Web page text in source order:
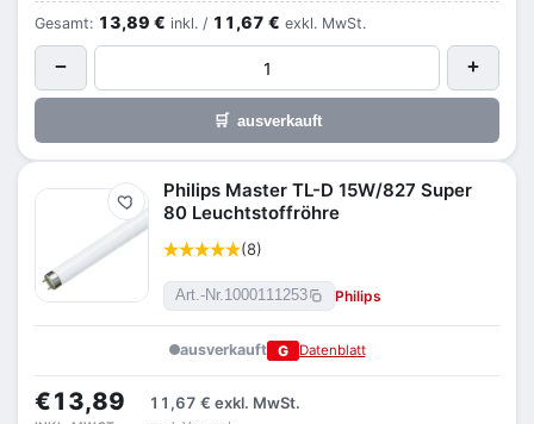
Gesamt: 13,89 € inkl. / 11,67 € exkl. MwSt.
− +
🛒 ausverkauft
Merken
Philips Master TL-D 15W/827 Super
80 Leuchtstoffröhre
(8)
Art.-Nr.1000111253 Philips
ausverkauft G Datenblatt
€13,89 11,67 € exkl. MwSt.